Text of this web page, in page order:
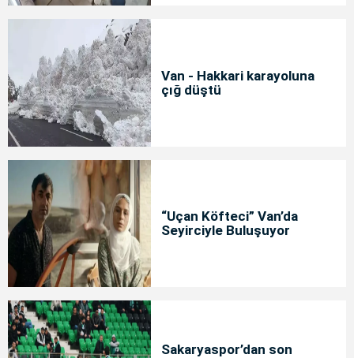
Van - Hakkari karayoluna
çığ düştü
“Uçan Köfteci” Van’da
Seyirciyle Buluşuyor
Sakaryaspor’dan son